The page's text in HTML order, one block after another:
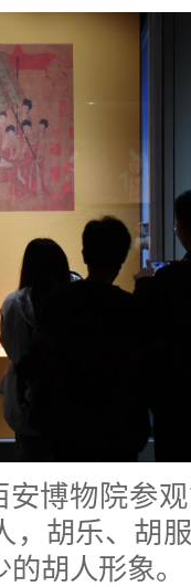
安博物院参
，胡乐、胡
胡人形象。